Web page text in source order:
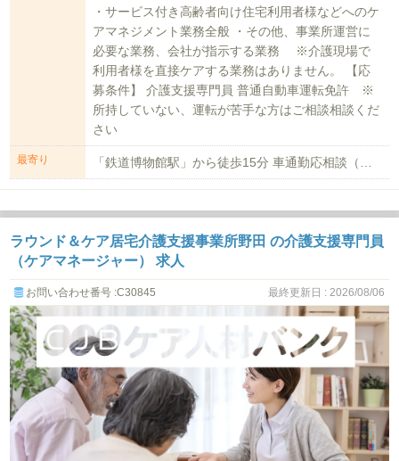
・サービス付き高齢者向け住宅利用者様などへのケ
アマネジメント業務全般 ・その他、事業所運営に
必要な業務、会社が指示する業務 ※介護現場で
利用者様を直接ケアする業務はありません。 【応
募条件】 介護支援専門員 普通自動車運転免許 ※
所持していない、運転が苦手な方はご相談相談くだ
さい
最寄り
ラウンド＆ケア居宅介護支援事業所野田 の介護支援専門員
（ケアマネージャー） 求人
お問い合わせ番号 :C30845 最終更新日 : 2026/08/06